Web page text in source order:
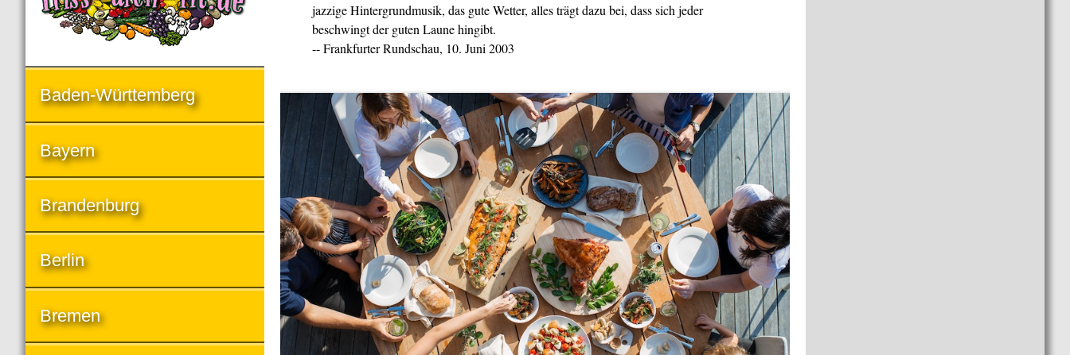
jazzige Hintergrundmusik, das gute Wetter, alles trägt dazu bei, dass sich jeder
beschwingt der guten Laune hingibt.
-- Frankfurter Rundschau, 10. Juni 2003
Baden-Württemberg
Bayern
Brandenburg
Berlin
Bremen